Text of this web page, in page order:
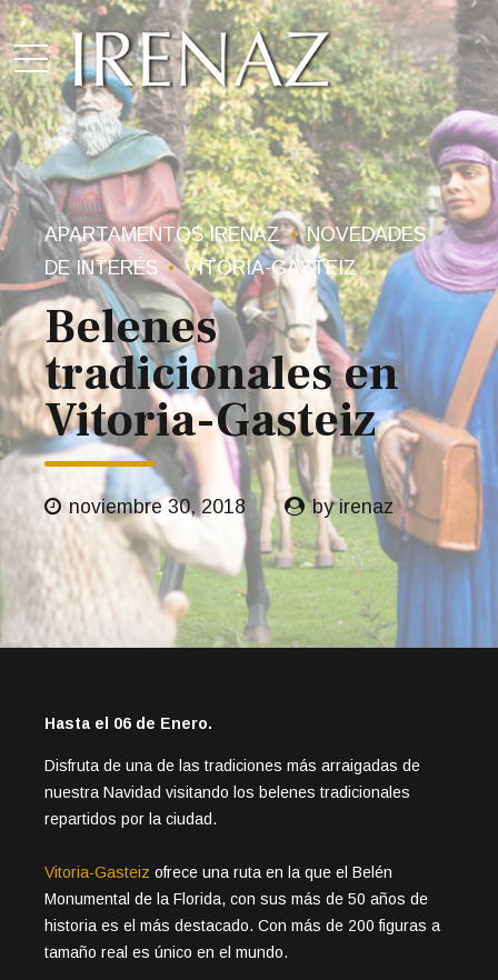
APARTAMENTOS IRENAZ
NOVEDADES
DE INTERÉS
VITORIA-GASTEIZ
Belenes
tradicionales en
Vitoria-Gasteiz
noviembre 30, 2018 by irenaz
Hasta el 06 de Enero.
Disfruta de una de las tradiciones más arraigadas de
nuestra Navidad visitando los belenes tradicionales
repartidos por la ciudad.
Vitoria-Gasteiz ofrece una ruta en la que el Belén
Monumental de la Florida, con sus más de 50 años de
historia es el más destacado. Con más de 200 figuras a
tamaño real es único en el mundo.